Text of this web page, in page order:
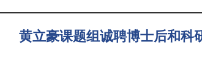
黄立豪课题组诚聘博士后和科